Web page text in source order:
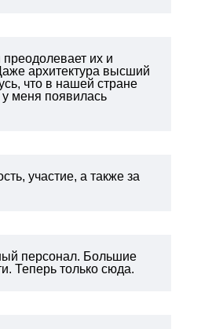
их и
архитектура высший
что в нашей стране
меня появилась
участие, а также за
персонал. Большие
Теперь только сюда.